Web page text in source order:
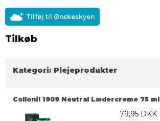
Tilføj til Ønskeskyen
Tilkøb
Kategori: Plejeprodukter
Collonil 1909 Neutral Lædercreme 75 ml
79,95 DKK